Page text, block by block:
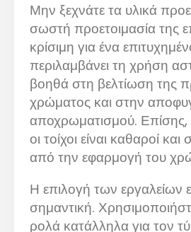
Μην ξεχνάτε τα υλικά
σωστή προετοιμασία της
κρίσιμη για ένα
περιλαμβάνει τη χρήση
βοηθά στη βελτίωση της
χρώματος και στην
αποχρωματισμού. Επίσης,
οι τοίχοι είναι καθαροί και
από την εφαρμογή του
Η επιλογή των εργαλείων
σημαντική.
ρολά κατάλληλα για τον